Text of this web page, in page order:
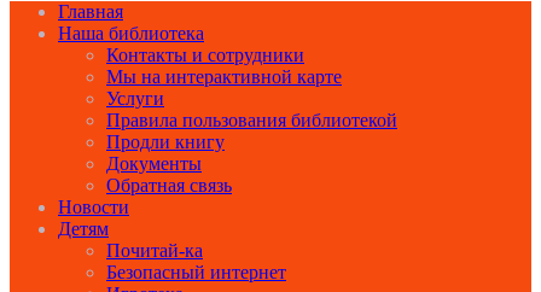
Главная
Наша библиотека
Контакты и сотрудники
Мы на интерактивной карте
Услуги
Правила пользования библиотекой
Продли книгу
Документы
Обратная связь
Новости
Детям
Почитай-ка
Безопасный интернет